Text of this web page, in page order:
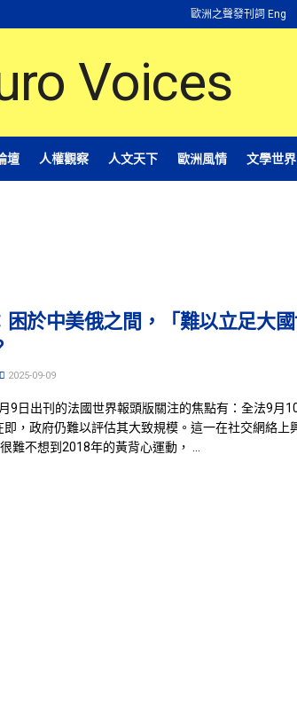
歐洲之聲發刊詞 Eng
壇 人權觀察 人文天下 歐洲風情 文學世界
困於中美俄之間，「難以立足大
2025-09-09
9日出刊的法國世界報頭版關注的焦點有：全法9月
即，政府仍難以評估其大致規模。這一在社交網絡上
難不想到2018年的黃背心運動， ...